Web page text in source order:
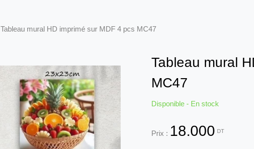
Tableau mural HD imprimé sur MDF 4 pcs MC47
Tableau mural
MC47
Disponible - En stock
Prix : 18.000 DT